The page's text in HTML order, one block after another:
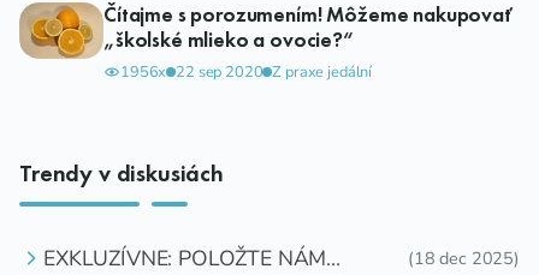
Čítajme s porozumením! Môžeme nakupovať
„školské mlieko a ovocie?“
1956x 22 sep 2020 Z praxe jedální
Trendy v diskusiách
EXKLUZÍVNE: POLOŽTE NÁM
(18 dec 2025)